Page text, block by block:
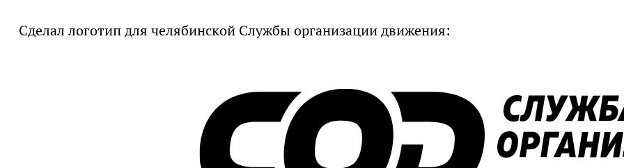
Сделал логотип для челябинской Службы организации движения: